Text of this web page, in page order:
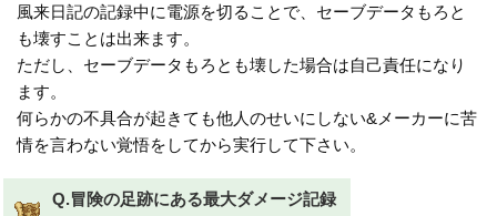
風来日記の記録中に電源を切ることで、セーブデータもろと
も壊すことは出来ます。
ただし、セーブデータもろとも壊した場合は自己責任になり
ます。
何らかの不具合が起きても他人のせいにしない&メーカーに苦
情を言わない覚悟をしてから実行して下さい。
Q.冒険の足跡にある最大ダメージ記録